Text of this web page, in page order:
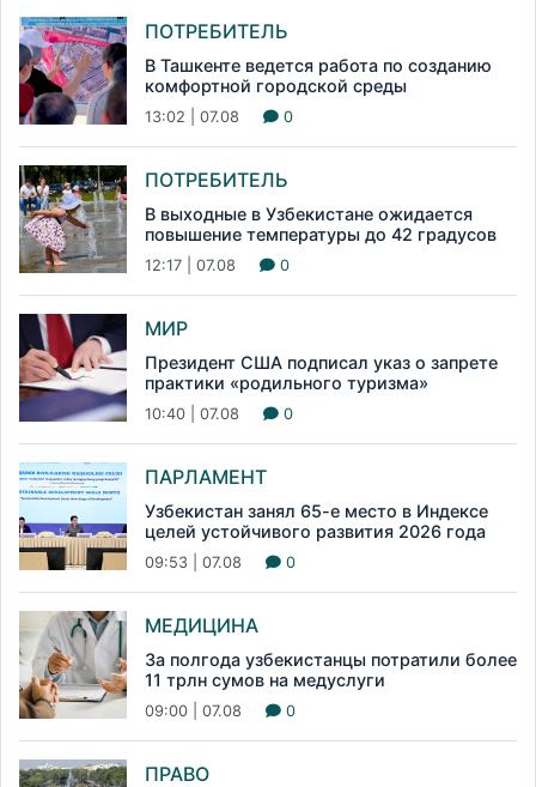
ПОТРЕБИТЕЛЬ
В Ташкенте ведется работа по созданию
комфортной городской среды
13:02 | 07.08 0
ПОТРЕБИТЕЛЬ
В выходные в Узбекистане ожидается
повышение температуры до 42 градусов
12:17 | 07.08 0
МИР
Президент США подписал указ о запрете
практики «родильного туризма»
10:40 | 07.08 0
ПАРЛАМЕНТ
Узбекистан занял 65-е место в Индексе
целей устойчивого развития 2026 года
09:53 | 07.08 0
МЕДИЦИНА
За полгода узбекистанцы потратили более
11 трлн сумов на медуслуги
09:00 | 07.08 0
ПРАВО